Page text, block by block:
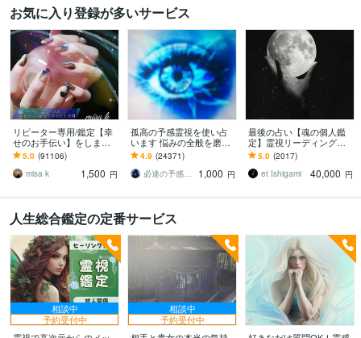
お気に入り登録が多いサービス
リピーター専用/鑑定【幸
せのお手伝い】をします
☆あなた様が幸せになる
ための鑑定☆
5.0 (91106)
misa k
1,500 円
孤高の予感霊視を使い占
います 悩みの全般を磨き
上げ、研ぎ澄ました予感
より霊視により導きます
4.9 (24371)
必達の予感霊視 渡邊 潤一
1,000 円
最後の占い【魂の個人鑑
定】霊視リーディング承
ります 運命の地図を手
に、輝く人生を創る｜魂
の全体像を紐解く鑑定
5.0 (2017)
et Ishigami
40,000 円
人生総合鑑定の定番サービス
相談中
予約受付中
相談中
予約受付中